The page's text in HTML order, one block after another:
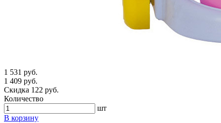
1 531 руб.
1 409 руб.
Скидка 122 руб.
Количество
шт
В корзину